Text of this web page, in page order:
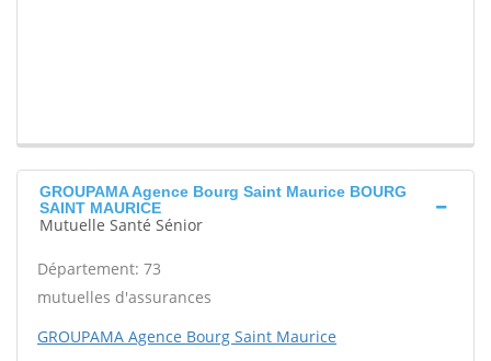
GROUPAMA Agence Bourg Saint Maurice BOURG
SAINT MAURICE
Mutuelle Santé Sénior
Département: 73
mutuelles d'assurances
GROUPAMA Agence Bourg Saint Maurice